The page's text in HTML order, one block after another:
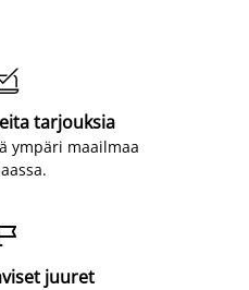
tarjouksia
ympäri maailmaa
juuret